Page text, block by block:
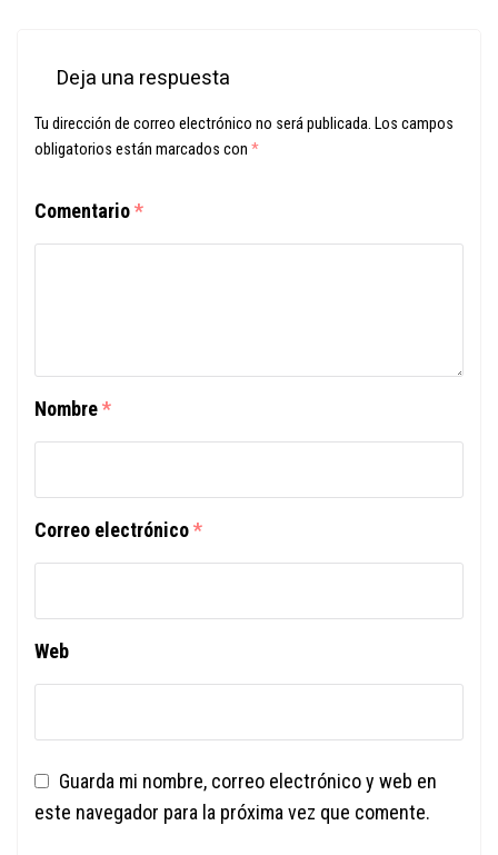
Deja una respuesta
Tu dirección de correo electrónico no será publicada. Los campos
obligatorios están marcados con *
Comentario*
Nombre*
Correo electrónico*
Web
Guarda mi nombre, correo electrónico y web en
este navegador para la próxima vez que comente.